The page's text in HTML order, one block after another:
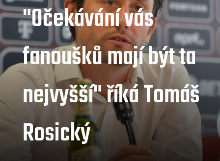
"Očekávání vás
fanoušků mají být ta
nejvyšší" říká Tomáš
Rosický